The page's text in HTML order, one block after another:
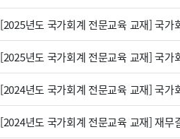
[2025년도 국가회계 전문교육 교재] 국가
[2025년도 국가회계 전문교육 교재] 국가
[2024년도 국가회계 전문교육 교재] 국가
[2024년도 국가회계 전문교육 교재] 재무